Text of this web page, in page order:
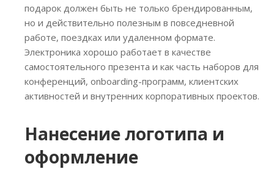
подарок должен быть не только брендированным,
но и действительно полезным в повседневной
работе, поездках или удаленном формате.
Электроника хорошо работает в качестве
самостоятельного презента и как часть наборов для
конференций, onboarding-программ, клиентских
активностей и внутренних корпоративных проектов.
Нанесение логотипа и
оформление